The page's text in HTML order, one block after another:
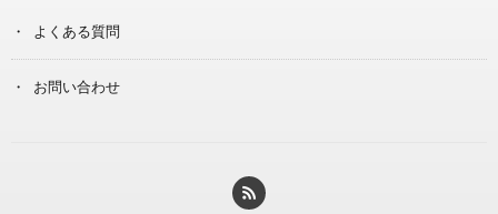
よくある質問
お問い合わせ